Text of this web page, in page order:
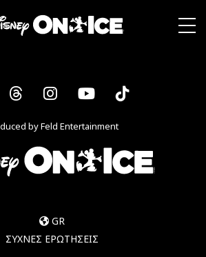
ThreadsInstagram
YouTubeTiktok
by Feld Entertainment
GR
ΣΥΧΝΕΣ ΕΡΩΤΗΣΕΙΣ